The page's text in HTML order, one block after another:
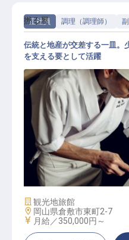
正社員 調理（調理師）
スーシェフ│月給35
日本料理を届ける／
撚る屋
伝統と地産が交差する一皿。
を支える要として活躍
施設業態
観光地旅館
勤務地
岡山県倉敷市東町2-7
給与
月給／350,000円～